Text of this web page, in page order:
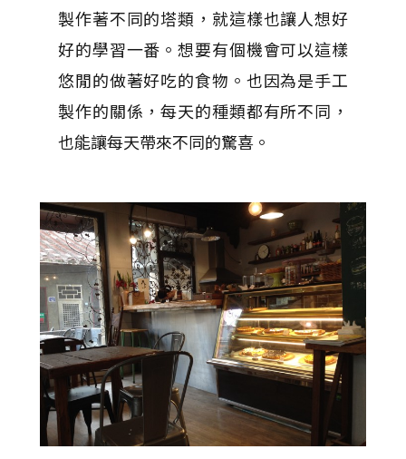
製作著不同的塔類，就這樣也讓人想好
好的學習一番。想要有個機會可以這樣
悠閒的做著好吃的食物。也因為是手工
製作的關係，每天的種類都有所不同，
也能讓每天帶來不同的驚喜。